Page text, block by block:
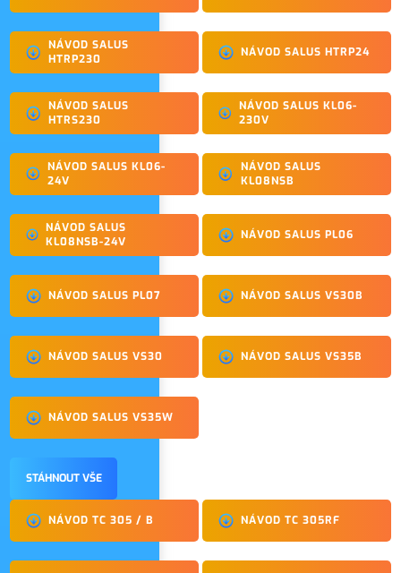
NÁVOD SALUS
HTRP230
NÁVOD SALUS HTRP24
NÁVOD SALUS
HTRS230
NÁVOD SALUS KL06-
230V
NÁVOD SALUS KL06-
24V
NÁVOD SALUS
KL08NSB
NÁVOD SALUS
KL08NSB-24V
NÁVOD SALUS PL06
NÁVOD SALUS PL07 NÁVOD SALUS VS30B
NÁVOD SALUS VS30 NÁVOD SALUS VS35B
NÁVOD SALUS VS35W
STÁHNOUT VŠE
NÁVOD TC 305 / B NÁVOD TC 305RF